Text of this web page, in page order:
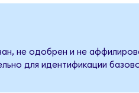
не одобрен и не
для идентификации